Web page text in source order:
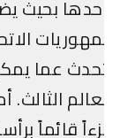
بحيث يضم
الاتحاد
عما يمكن
الثالث. أما
قائماً